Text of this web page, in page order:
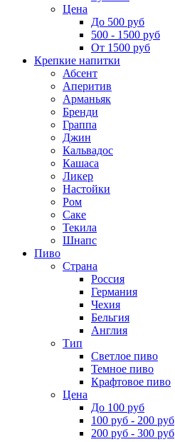
Цена
До 500 руб
500 - 1500 руб
От 1500 руб
Крепкие напитки
Абсент
Аперитив
Арманьяк
Бренди
Граппа
Джин
Кальвадос
Кашаса
Ликер
Настойки
Ром
Саке
Текила
Шнапс
Пиво
Страна
Россия
Германия
Чехия
Бельгия
Англия
Тип
Светлое пиво
Темное пиво
Крафтовое пиво
Цена
До 100 руб
100 руб - 200 руб
200 руб - 300 руб